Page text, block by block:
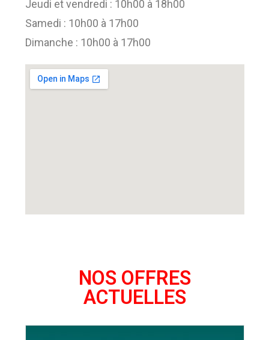
Jeudi et vendredi : 10h00 à 18h00
Samedi : 10h00 à 17h00
Dimanche : 10h00 à 17h00
NOS OFFRES
ACTUELLES